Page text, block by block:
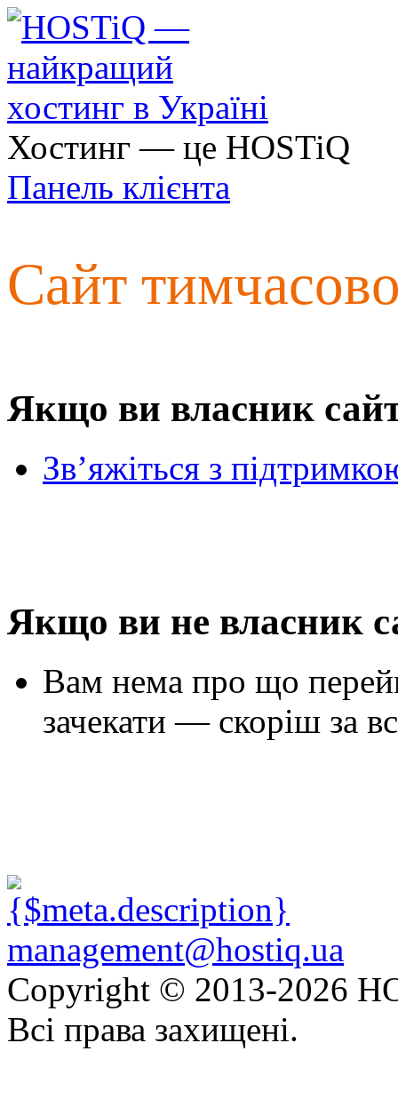
Хостинг — це HOSTiQ
Панель клієнта
Сайт
Якщо ви власник
Зв’яжіться з
Якщо ви не власник
Вам нема про що
зачекати — скоріш за
management@hostiq.ua
Copyright © 2013-2026
Всі права захищені.